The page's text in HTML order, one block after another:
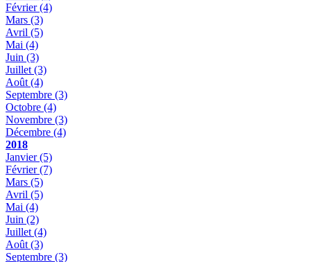
Février(4)
Mars (3)
Avril (5)
Mai (4)
Juin (3)
Juillet (3)
Août (4)
Septembre (3)
Octobre (4)
Novembre (3)
Décembre (4)
2018
Janvier(5)
Février(7)
Mars (5)
Avril (5)
Mai (4)
Juin (2)
Juillet (4)
Août (3)
Septembre (3)